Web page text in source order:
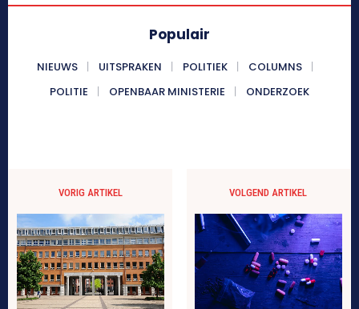
Populair
NIEUWS UITSPRAKEN POLITIEK
COLUMNS
POLITIE
OPENBAAR MINISTERIE ONDERZOEK
VORIG ARTIKEL VOLGEND ARTIKEL